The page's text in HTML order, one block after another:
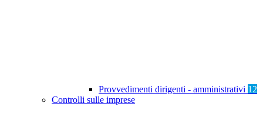
Provvedimenti dirigenti - amministrativi 12
Controlli sulle imprese